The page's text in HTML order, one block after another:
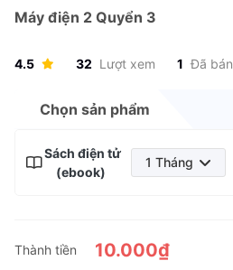
Máy điện 2 Quyển 3
4.5 32 Lượt xem 1 Đã bán
Chọn sản phẩm
Sách điện tử
(ebook)
1 Tháng
6 Tháng
Thành tiền 10.000₫